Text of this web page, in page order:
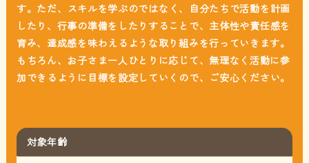
す。 ただ、スキルを学ぶのではなく、自分たちで活動を計画
したり、行事の準備をしたりすることで、 主体性や責任感を
育み、達成感を味わえるような取り組みを行っていきます。
もちろん、お子さま一人ひとりに応じて、無理なく活動に参
加できるように目標を設定していくので、 ご安心ください。
対象年齢